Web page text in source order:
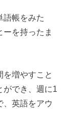
語帳をみた
を持ったま
増やすこと
ができ、週に1
、英語をアウ